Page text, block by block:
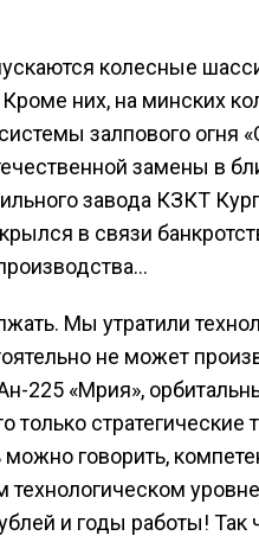
колесные
них, на минских
залпового огня
замены в
завода КЗКТ
в связи
Мы утратили
не может
225 «Мрия»,
только
можно говорить,
технологическом
и годы работы! Так